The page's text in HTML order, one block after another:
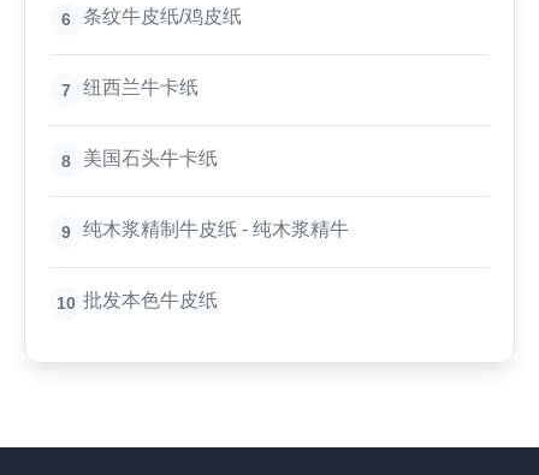
6 条纹牛皮纸/鸡皮纸
7 纽西兰牛卡纸
8 美国石头牛卡纸
9 纯木浆精制牛皮纸 - 纯木浆精牛
10 批发本色牛皮纸